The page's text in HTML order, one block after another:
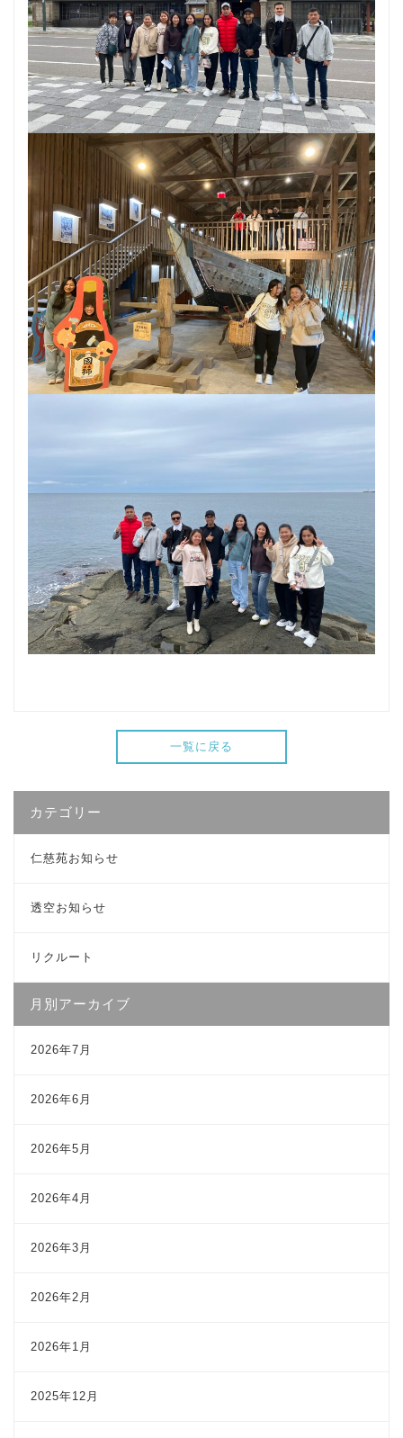
一覧に戻る
カテゴリー
仁慈苑お知らせ
透空お知らせ
リクルート
月別アーカイブ
2026年7月
2026年6月
2026年5月
2026年4月
2026年3月
2026年2月
2026年1月
2025年12月